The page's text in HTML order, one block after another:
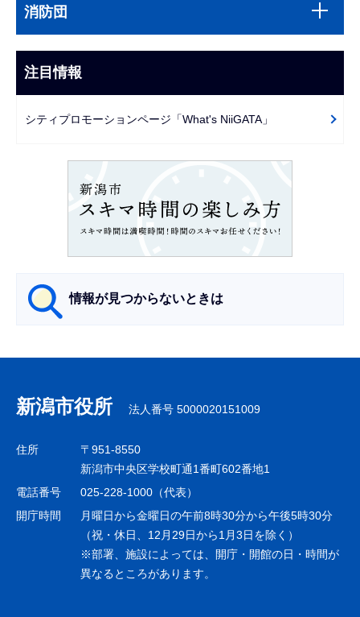
文
こ
ま
で
ビ
ー
消防団
注目情報
シティプロモーションページ「What's NiiGATA」
情報が見つからないときは
ナ
ビ
ゲ
シ
ョ
新潟市役所 法人番号 5000020151009
住所
〒951-8550
新潟市中央区学校町通1番町602番地1
電話番号
025-228-1000（代表）
開庁時間
月曜日から金曜日の午前8時30分から午後5時30分
（祝・休日、12月29日から1月3日を除く）
※部署、施設によっては、開庁・開館の日・時間が
異なるところがあります。